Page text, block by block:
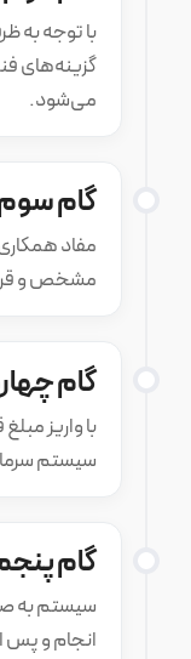
با توجه به
گزینه‌های
می‌شود.
گام
مفاد
مشخص و
گام
با واریز
سیستم
گام
سیستم به
انجام و پس